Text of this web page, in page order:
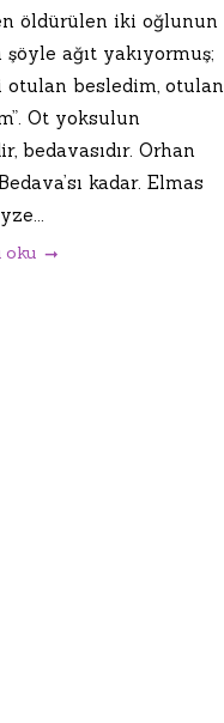
öldürülen iki oğlunun
şöyle ağıt yakıyormuş;
otulan besledim, otulan
Ot yoksulun
bedavasıdır. Orhan
kadar. Elmas
oku